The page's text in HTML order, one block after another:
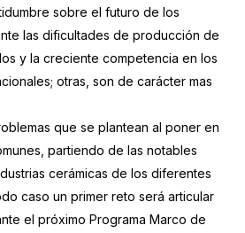
sobre el futuro de los
las dificultades de producción de
y la creciente competencia en los
otras, son de carácter mas
que se plantean al poner en
partiendo de las notables
cerámicas de los diferentes
caso un primer reto será articular
el próximo Programa Marco de